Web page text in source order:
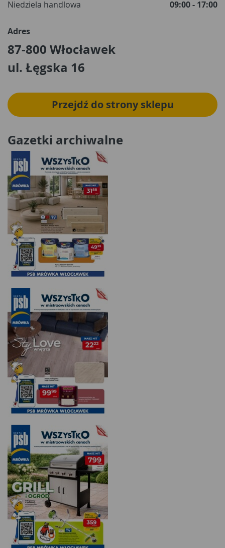
Niedziela handlowa
09:00 - 17:00
Adres
87-800 Włocławek
ul. Łęgska 16
Przejdź do strony sklepu
Gazetki archiwalne